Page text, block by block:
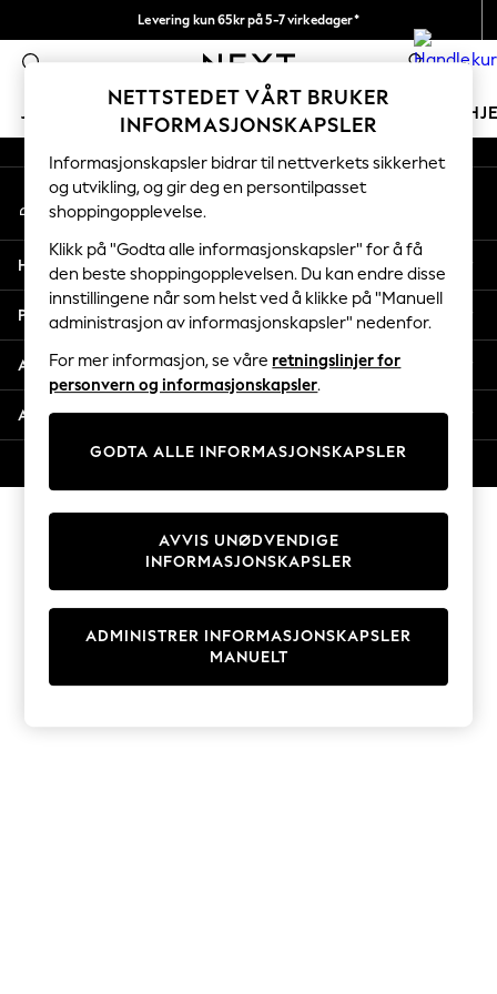
Levering kun 65kr på 5-7 virkedager*
Vi betaler alle tollavgifter 0
JENTER GUTTER BABY KVINNER
GIRLS
New In
50 - 92cm (0 - 24 months)
98 - 110cm (3 - 5 years)
116 - 134cm (6 - 9 years)
140 - 174cm (10 - 15+ years)
Trending: Top & Short Sets
Trending: Clogs
Toy Story
THE SET
Coats & Jackets
Sweatshirts & Hoodies
Knitwear
Cardigans
Dresses
Sets & Outfits
T-Shirts
An error occurred on client
Våre sosiale nettverk
Min konto
Logg inn på kontoen din
Hjelp
Personvern & Juridisk
Avdelinger
Andre tjenester
NETTSTEDET VÅRT BRUKER
INFORMASJONSKAPSLER
Informasjonskapsler bidrar til nettverkets sikkerhet
og utvikling, og gir deg en persontilpasset
shoppingopplevelse.
Klikk på "Godta alle informasjonskapsler" for å få
den beste shoppingopplevelsen. Du kan endre disse
innstillingene når som helst ved å klikke på "Manuell
administrasjon av informasjonskapsler" nedenfor.
For mer informasjon, se våre retningslinjer for
personvern og informasjonskapsler.
GODTA ALLE INFORMASJONSKAPSLER
ADMINISTRER INFORMASJONSKAPSLER
MANUELT
AVVIS UNØDVENDIGE
INFORMASJONSKAPSLER